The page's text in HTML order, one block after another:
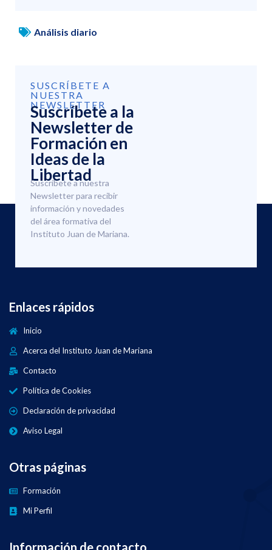
Análisis diario
SUSCRÍBETE A
NUESTRA
NEWSLETTER
Suscríbete a la
Newsletter de
Formación en
Ideas de la
Libertad
Suscríbete a nuestra
Newsletter para recibir
información y novedades
del área formativa del
Instituto Juan de Mariana.
Enlaces rápidos
Inicio
Acerca del Instituto Juan de Mariana
Contacto
Política de Cookies
Declaración de privacidad
Aviso Legal
Otras páginas
Formación
Mi Perfil